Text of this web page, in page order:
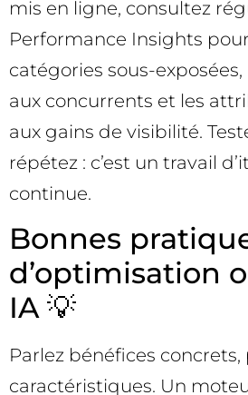
mis en ligne, consultez
Performance Insights
catégories sous-
aux concurrents et les
aux gains de visibilité.
répétez : c’est un travail
continue.
Bonnes
d’optimisation
IA 💡
Parlez bénéfices
caractéristiques. Un